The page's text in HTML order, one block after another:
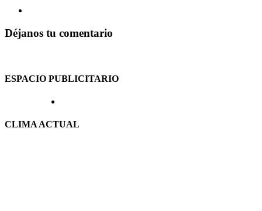
Déjanos tu comentario
ESPACIO PUBLICITARIO
CLIMA ACTUAL